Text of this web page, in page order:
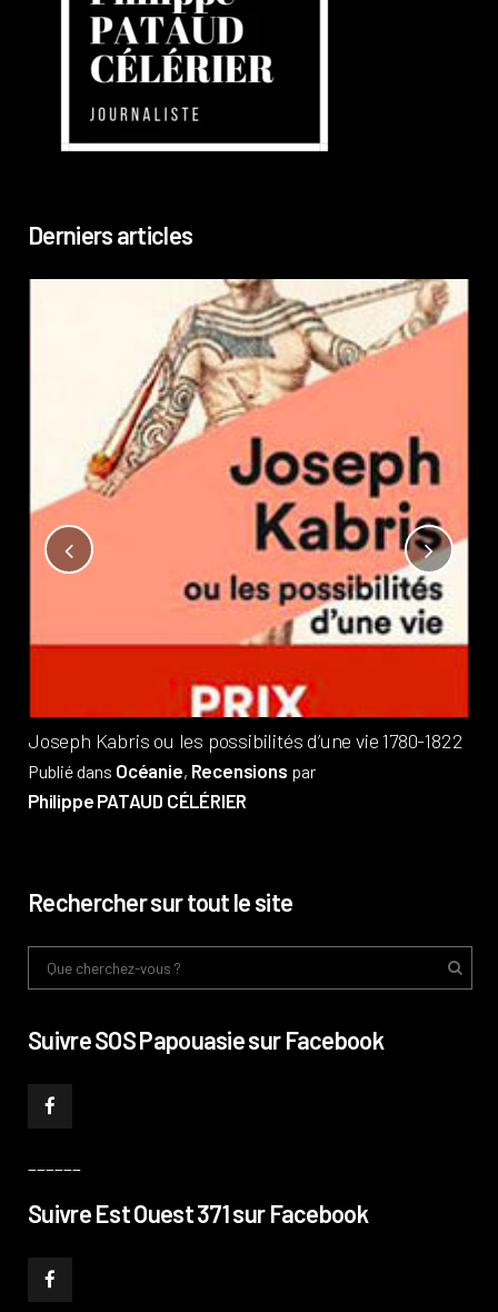
Derniers articles
Joseph Kabris ou les possibilités d’une vie 1780-1822
Publié dans Océanie, Recensions par
Philippe PATAUD CÉLÉRIER
Rechercher sur tout le site
Suivre SOS Papouasie sur Facebook
Suivre Est Ouest 371 sur Facebook